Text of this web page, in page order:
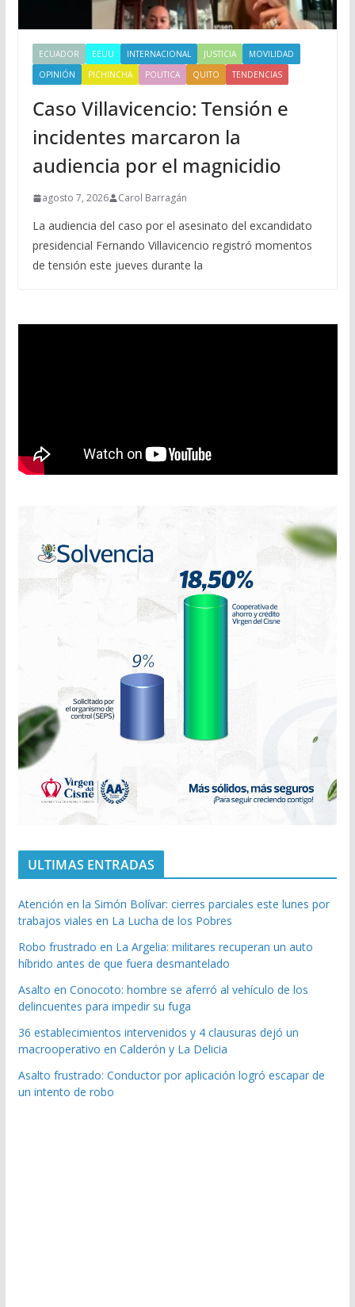
ECUADOR EEUU INTERNACIONAL JUSTICIA
MOVILIDAD
OPINIÓN
PICHINCHA POLITICA QUITO TENDENCIAS
Caso Villavicencio: Tensión e
incidentes marcaron la
audiencia por el magnicidio
agosto 7, 2026 Carol Barragán
La audiencia del caso por el asesinato del excandidato
presidencial Fernando Villavicencio registró momentos
de tensión este jueves durante la
ULTIMAS ENTRADAS
Atención en la Simón Bolívar: cierres parciales este lunes por
trabajos viales en La Lucha de los Pobres
Robo frustrado en La Argelia: militares recuperan un auto
híbrido antes de que fuera desmantelado
Asalto en Conocoto: hombre se aferró al vehículo de los
delincuentes para impedir su fuga
36 establecimientos intervenidos y 4 clausuras dejó un
macrooperativo en Calderón y La Delicia
Asalto frustrado: Conductor por aplicación logró escapar de
un intento de robo